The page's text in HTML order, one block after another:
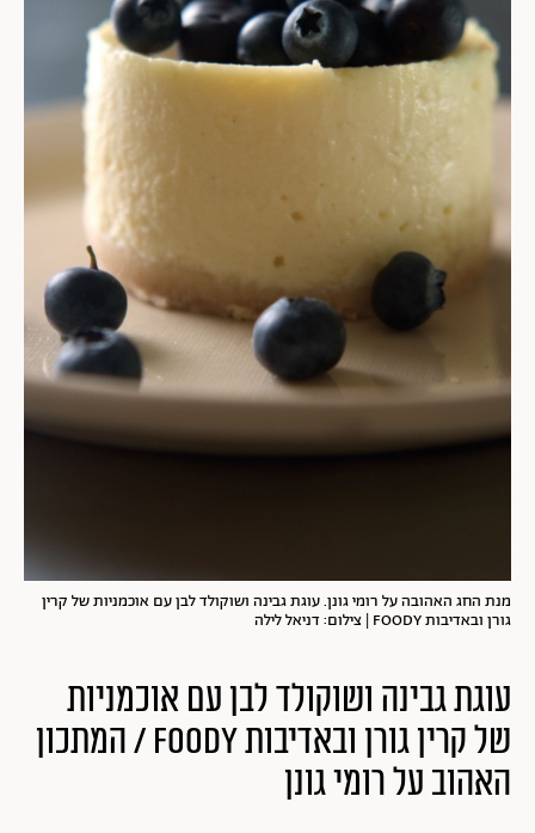
מנת החג האהובה על רומי גונן. עוגת גבינה ושוקולד לבן עם אוכמניות של קרין
גורן ובאדיבות FOODY | צילום: דניאל לילה
עוגת גבינה ושוקולד לבן עם אוכמניות
של קרין גורן ובאדיבות FOODY / המתכון
האהוב על רומי גונן